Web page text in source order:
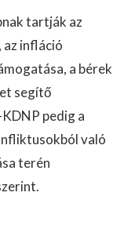
tartják az
infláció
a bérek
segítő
pedig a
való
terén